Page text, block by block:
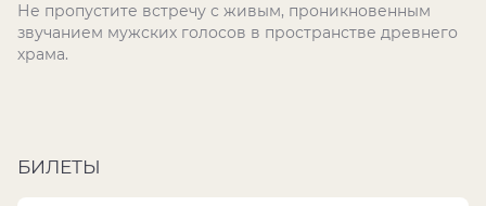
Не пропустите встречу с живым, проникновенным
звучанием мужских голосов в пространстве древнего
храма.
БИЛЕТЫ